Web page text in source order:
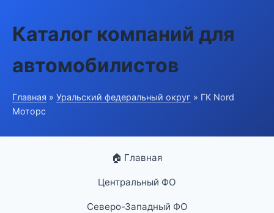
Каталог компаний для
автомобилистов
Главная » Уральский федеральный округ » ГК Nord
Моторс
🏠 Главная
Центральный ФО
Северо-Западный ФО